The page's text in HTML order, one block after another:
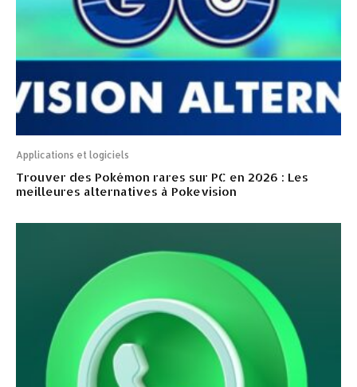
Applications et logiciels
Trouver des Pokémon rares sur PC en 2026 : Les
meilleures alternatives à Pokevision